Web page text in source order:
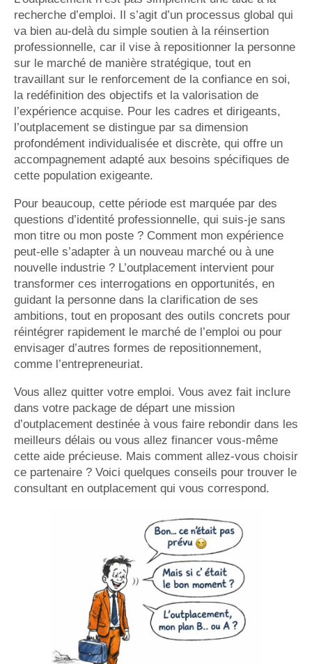
recherche d’emploi. Il s’agit d’un processus global qui
va bien au-delà du simple soutien à la réinsertion
professionnelle, car il vise à repositionner la personne
sur le marché de manière stratégique, tout en
travaillant sur le renforcement de la confiance en soi,
la redéfinition des objectifs et la valorisation de
l’expérience acquise. Pour les cadres et dirigeants,
l’outplacement se distingue par sa dimension
profondément individualisée et discrète, qui offre un
accompagnement adapté aux besoins spécifiques de
cette population exigeante.
Pour beaucoup, cette période est marquée par des
questions d’identité professionnelle, qui suis-je sans
mon titre ou mon poste ? Comment mon expérience
peut-elle s’adapter à un nouveau marché ou à une
nouvelle industrie ? L’outplacement intervient pour
transformer ces interrogations en opportunités, en
guidant la personne dans la clarification de ses
ambitions, tout en proposant des outils concrets pour
réintégrer rapidement le marché de l’emploi ou pour
envisager d’autres formes de repositionnement,
comme l’entrepreneuriat.
Vous allez quitter votre emploi. Vous avez fait inclure
dans votre package de départ une mission
d’outplacement destinée à vous faire rebondir dans les
meilleurs délais ou vous allez financer vous-même
cette aide précieuse. Mais comment allez-vous choisir
ce partenaire ? Voici quelques conseils pour trouver le
consultant en outplacement qui vous correspond.